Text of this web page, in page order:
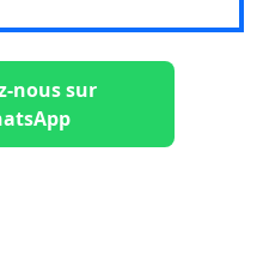
nous sur